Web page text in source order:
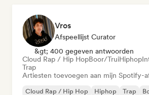
Vros
Afspeellijst Curator
&gt; 400 gegeven antwoorden
Cloud Rap / Hip HopBoor/TruiHiphop
Trap
Artiesten toevoegen aan mijn Spotify-
Cloud Rap / Hip Hop Hiphop Trap